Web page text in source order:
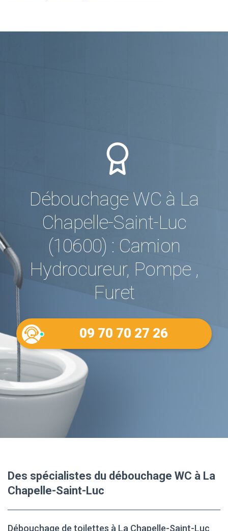
Débouchage WC à La
Chapelle-Saint-Luc
(10600) : Camion
Hydrocureur, Pompe ,
Furet
09 70 70 27 26
Des spécialistes du débouchage WC à La
Chapelle-Saint-Luc
Débouchage de toilettes à La Chapelle-Saint-Luc